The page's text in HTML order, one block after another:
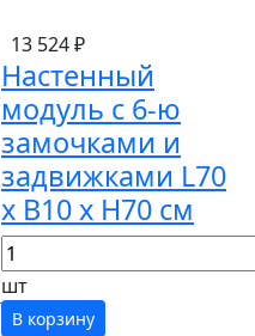
13 524 ₽
Настенный
модyль с 6-ю
замочками и
задвижками L70
х B10 х H70 см
шт
В корзину